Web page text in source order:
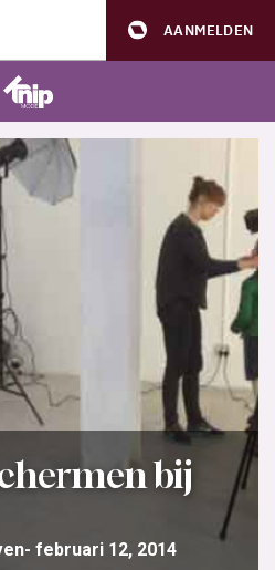
AANMELDEN
bij
februari 12, 2014